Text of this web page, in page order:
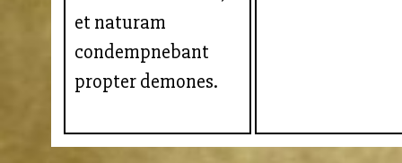
et naturam
condempnebant
propter demones.